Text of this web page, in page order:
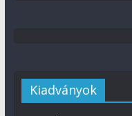
Kiadványok